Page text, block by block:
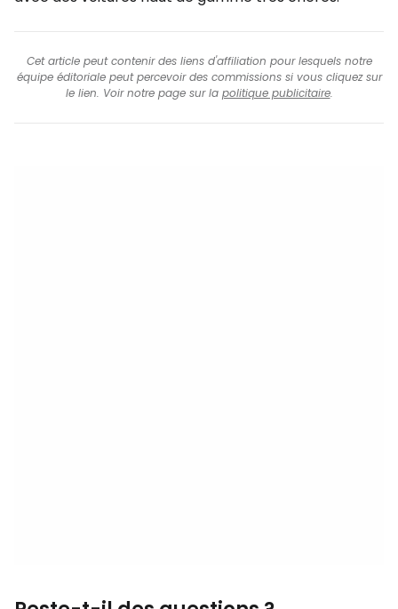
Cet article peut contenir des liens d'affiliation pour lesquels notre
équipe éditoriale peut percevoir des commissions si vous cliquez sur
le lien. Voir notre page sur la politique publicitaire.